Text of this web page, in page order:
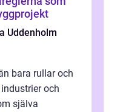
Uddenholm
bara rullar och
och
själva